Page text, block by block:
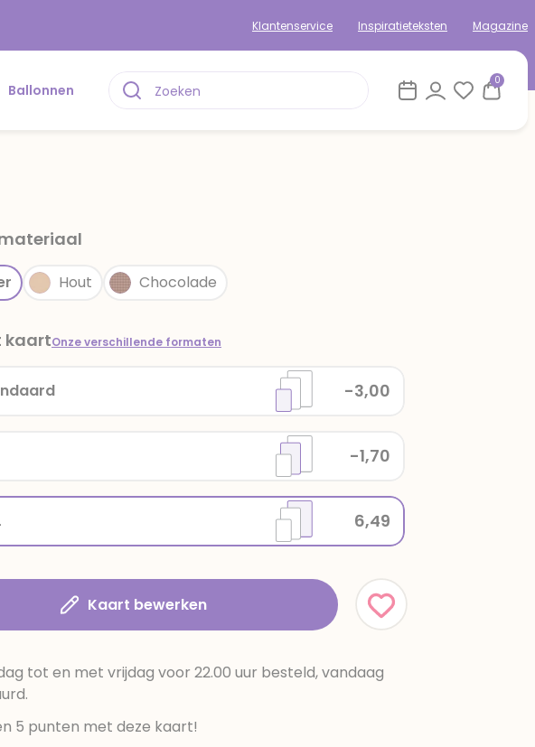
Klantenservice Inspiratieteksten Magazine
Ballonnen
0
Hout Chocolade
kaartOnze verschillende formaten
6,49
-1,70
-3,00
Kaart bewerken
tot en met vrijdag voor 22.00 uur besteld, vandaag
5 punten met deze kaart!